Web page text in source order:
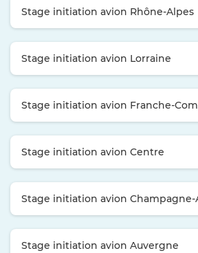
Stage initiation avion Rhône-Alpes
Stage initiation avion Lorraine
Stage initiation avion Franche-
Stage initiation avion Centre
Stage initiation avion
Stage initiation avion Auvergne